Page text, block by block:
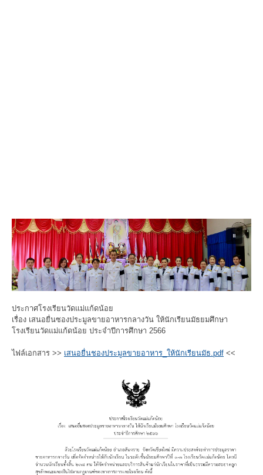
ประกาศโรงเรียนวัดแม่แก้ดน้อย
เรื่อง เสนอยื่นซองประมูลขายอาหารกลางวัน ให้นักเรียนมัธยมศึกษา
โรงเรียนวัดแม่แก้ดน้อย ประจำปีการศึกษา 2566
ไฟล์เอกสาร >> เสนอยื่นชองประมูลขายอาหาร_ให้นักเรียนมัธ.pdf <<